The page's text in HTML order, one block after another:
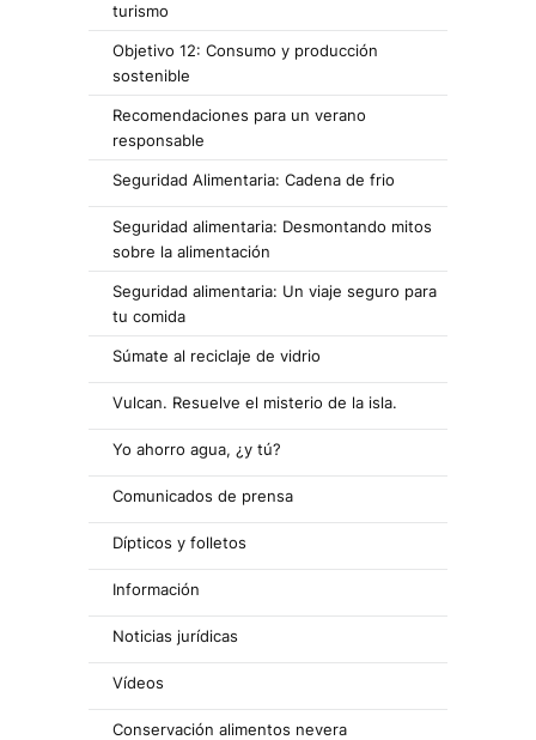
turismo
Objetivo 12: Consumo y producción
sostenible
Recomendaciones para un verano
responsable
Seguridad Alimentaria: Cadena de frio
Seguridad alimentaria: Desmontando mitos
sobre la alimentación
Seguridad alimentaria: Un viaje seguro para
tu comida
Súmate al reciclaje de vidrio
Vulcan. Resuelve el misterio de la isla.
Yo ahorro agua, ¿y tú?
Comunicados de prensa
Dípticos y folletos
Información
Noticias jurídicas
Vídeos
Conservación alimentos nevera